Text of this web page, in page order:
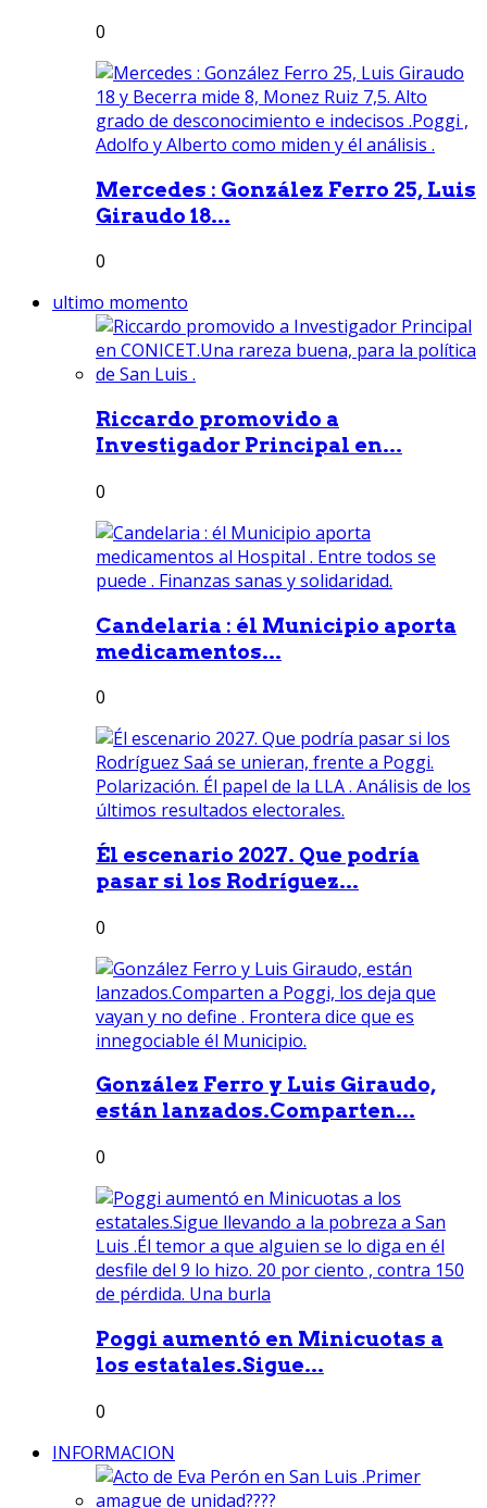
0
Mercedes : González Ferro 25, Luis
Giraudo 18...
0
ultimo momento
Riccardo promovido a
Investigador Principal en...
0
Candelaria : él Municipio aporta
medicamentos...
0
Él escenario 2027. Que podría
pasar si los Rodríguez...
0
González Ferro y Luis Giraudo,
están lanzados.Comparten...
0
Poggi aumentó en Minicuotas a
los estatales.Sigue...
0
INFORMACION